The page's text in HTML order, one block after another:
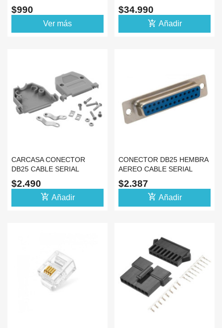
GABINETE
$990
Ver más
EXTRACCION PIN DE
TERMINALES
$34.990
add_shopping_cart Añadir
CARCASA CONECTOR
DB25 CABLE SERIAL
TERMINAL SERIE O
PARALELO
$2.490
add_shopping_cart Añadir
CONECTOR DB25 HEMBRA
AEREO CABLE SERIAL
RS25 O PARALELO
$2.387
add_shopping_cart Añadir